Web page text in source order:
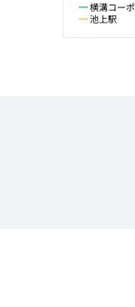
横溝コーポ
池上駅